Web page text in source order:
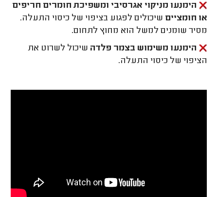
הימנעו מניקוי אגרסיבי ומשפיכת חומרים חריפים
או חומציים שיכולים לפגוע בציפוי של כיסוי התעלה.
מסיר שומנים למשל הוא מחוץ לתחום.
הימנעו משימוש בצמר פלדה שיכול לשרוט את
הציפוי של כיסוי התעלה.